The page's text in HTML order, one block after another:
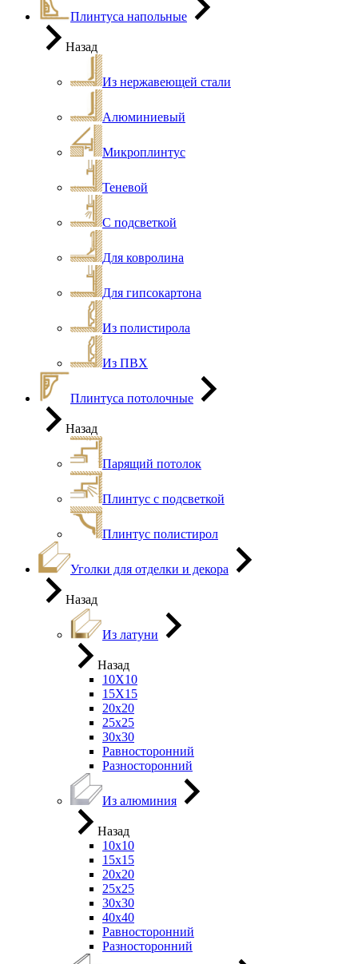
Плинтуса напольные
Назад
Из нержавеющей стали
Алюминиевый
Микроплинтус
Теневой
С подсветкой
Для ковролина
Для гипсокартона
Из полистирола
Из ПВХ
Плинтуса потолочные
Назад
Парящий потолок
Плинтус с подсветкой
Плинтус полистирол
Уголки для отделки и декора
Назад
Из латуни
Назад
10Х10
15Х15
20х20
25х25
30х30
Равносторонний
Разносторонний
Из алюминия
Назад
10х10
15х15
20х20
25х25
30х30
40х40
Равносторонний
Разносторонний